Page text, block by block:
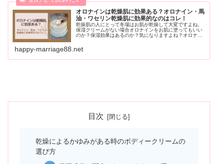
オロナインは乾燥肌に効果ある？オロナイン・馬
油・ワセリン乾燥肌に効果的なのはコレ！
乾燥肌の人にとって冬場はお肌が乾燥して大変ですよね。
保湿クリームがない場合オロナインをお肌に塗ってもいい
のか？保湿効果はあるのか？気になりますよね？オロナイ
ていきます。
happy-marriage88.net
目次
乾燥によるかゆみがある時のボディークリームの
選び方